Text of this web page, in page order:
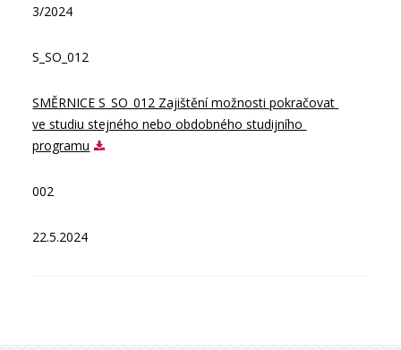
3/2024
S_SO_012
SMĚRNICE S_SO_012 Zajištění možnosti pokračovat
ve studiu stejného nebo obdobného studijního
programu
002
22.5.2024